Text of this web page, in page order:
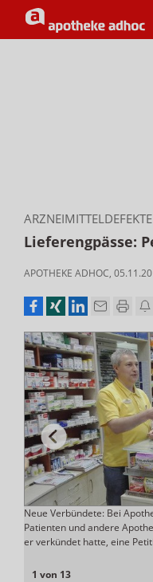
ARZNEIMITTELDEFEKTE
Lieferengpässe:
APOTHEKE ADHOC,
1 von 13
Neue Verbündete: Bei
Patienten und andere
er verkündet hatte, eine